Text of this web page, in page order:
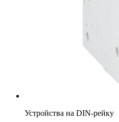
Устройства на DIN-рейку